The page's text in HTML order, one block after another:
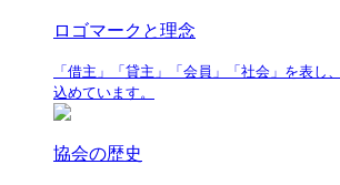
ロゴマークと理念
「借主」「貸主」「会員」「社会」を表し
込めています。
協会の歴史